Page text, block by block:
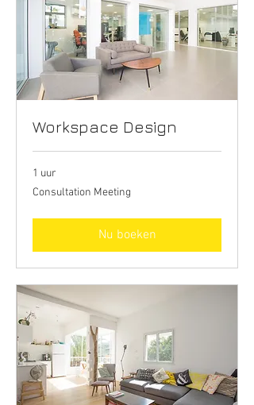
Workspace Design
1 uur
Consultation
Meeting
Consultation Meeting
Nu boeken